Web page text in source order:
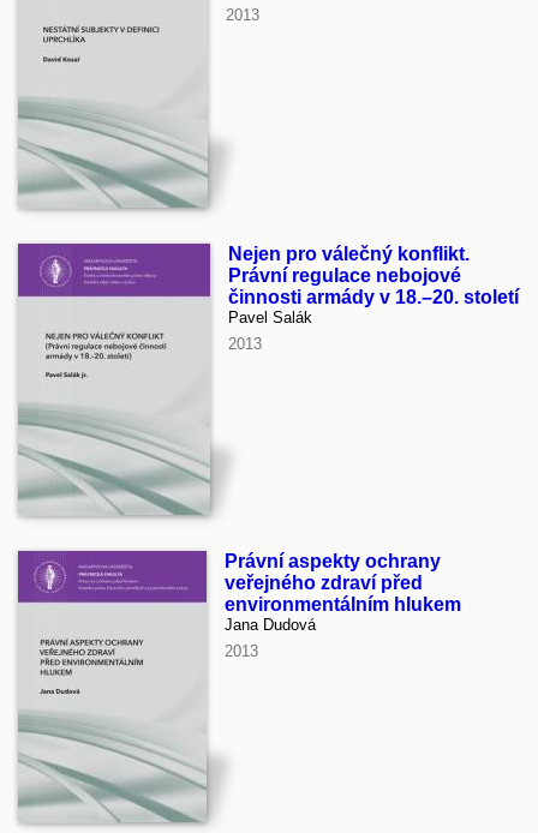
2013
Nejen pro válečný konflikt.
Právní regulace nebojové
činnosti armády v 18.–20. století
Pavel Salák
2013
Právní aspekty ochrany
veřejného zdraví před
environmentálním hlukem
Jana Dudová
2013